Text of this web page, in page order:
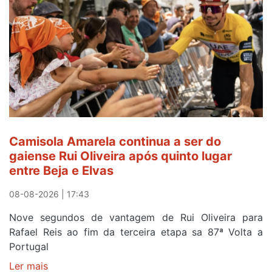
Amarela,
mas
ganha
prémio
combatividade
na
Serra
da
Camisola Amarela continua a ser do
gaiense Rui Oliveira após quinto lugar
entre Beja e Elvas
08-08-2026 | 17:43
Nove segundos de vantagem de Rui Oliveira para
Rafael Reis ao fim da terceira etapa sa 87ª Volta a
Portugal
Ler mais